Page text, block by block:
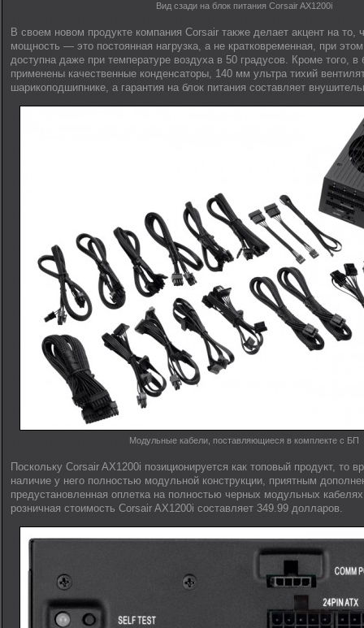
Вид сзади на блок питания Corsair AX1200i
В своем новом продукте компания Corsair также делает акцент на то,
мощность — это постоянная нагрузка, а не кратковременная, при
доступна даже при температуре воздуха в 50 градусов. Кроме того, в
применены качественные конденсаторы, 140 мм ультра тихий
шарикоподшипнике, а гарантия на блок питания составляет
Модульные кабели, поставляющиеся в комплекте с БП
Поскольку Corsair AX1200i позиционируется как топовый продукт, то
наличие у него полностью модульной конструкции, приятным
предустановленная оплетка на полностью черных модульных
розничная стоимость Corsair AX1200i составляет 349.99 долларов.